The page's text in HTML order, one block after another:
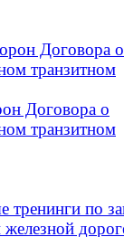
Договора о
транзитном